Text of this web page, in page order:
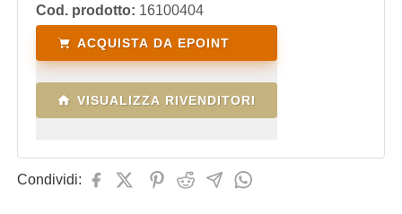
Cod. prodotto: 16100404
ACQUISTA DA EPOINT
VISUALIZZA RIVENDITORI
Condividi: